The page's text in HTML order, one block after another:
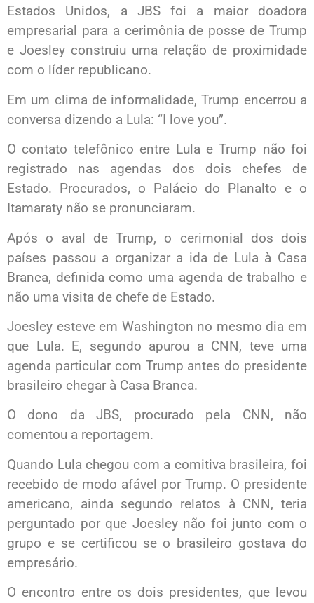
Estados Unidos, a JBS foi a maior doadora
empresarial para a cerimônia de posse de Trump
e Joesley construiu uma relação de proximidade
com o líder republicano.
Em um clima de informalidade, Trump encerrou a
conversa dizendo a Lula: “I love you”.
O contato telefônico entre Lula e Trump não foi
registrado nas agendas dos dois chefes de
Estado. Procurados, o Palácio do Planalto e o
Itamaraty não se pronunciaram.
Após o aval de Trump, o cerimonial dos dois
países passou a organizar a ida de Lula à Casa
Branca, definida como uma agenda de trabalho e
não uma visita de chefe de Estado.
Joesley esteve em Washington no mesmo dia em
que Lula. E, segundo apurou a CNN, teve uma
agenda particular com Trump antes do presidente
brasileiro chegar à Casa Branca.
O dono da JBS, procurado pela CNN, não
comentou a reportagem.
Quando Lula chegou com a comitiva brasileira, foi
recebido de modo afável por Trump. O presidente
americano, ainda segundo relatos à CNN, teria
perguntado por que Joesley não foi junto com o
grupo e se certificou se o brasileiro gostava do
empresário.
O encontro entre os dois presidentes, que levou